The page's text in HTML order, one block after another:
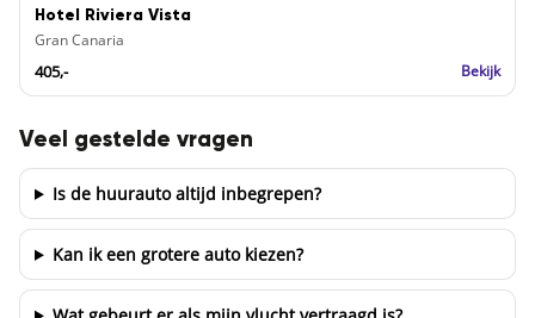
Hotel Riviera Vista
Gran Canaria
405,- Bekijk
Veel gestelde vragen
Is de huurauto altijd inbegrepen?
Kan ik een grotere auto kiezen?